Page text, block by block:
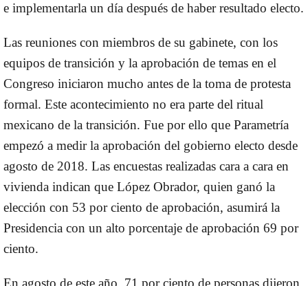
e implementarla un día después de haber resultado electo.
Las reuniones con miembros de su gabinete, con los
equipos de transición y la aprobación de temas en el
Congreso iniciaron mucho antes de la toma de protesta
formal. Este acontecimiento no era parte del ritual
mexicano de la transición. Fue por ello que Parametría
empezó a medir la aprobación del gobierno electo desde
agosto de 2018. Las encuestas realizadas cara a cara en
vivienda indican que López Obrador, quien ganó la
elección con 53 por ciento de aprobación, asumirá la
Presidencia con un alto porcentaje de aprobación 69 por
ciento.
En agosto de este año, 71 por ciento de personas dijeron